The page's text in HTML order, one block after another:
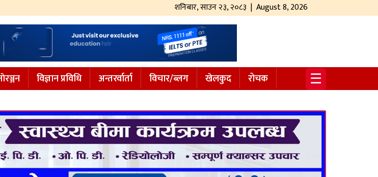
शनिबार,साउन२३,२०८३ | August 8, 2026
☰
विज्ञान प्रविधि अन्तरर्वार्ता विचार/ब्लग खेलकुद
रोचक